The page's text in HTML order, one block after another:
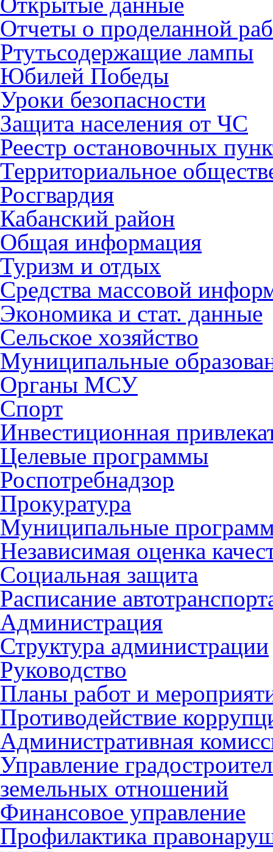
Отчеты о проделанной
Ртутьсодержащие лампы
Юбилей Победы
Уроки безопасности
Защита населения от ЧС
Реестр остановочных
Территориальное
Росгвардия
Кабанский район
Общая информация
Туризм и отдых
Средства массовой
Экономика и стат. данные
Сельское хозяйство
Муниципальные
Органы МСУ
Спорт
Инвестиционная
Целевые программы
Роспотребнадзор
Прокуратура
Муниципальные
Независимая оценка
Социальная защита
Расписание
Администрация
Структура администрации
Руководство
Планы работ и
Противодействие
Административная
Управление
земельных отношений
Финансовое управление
Профилактика